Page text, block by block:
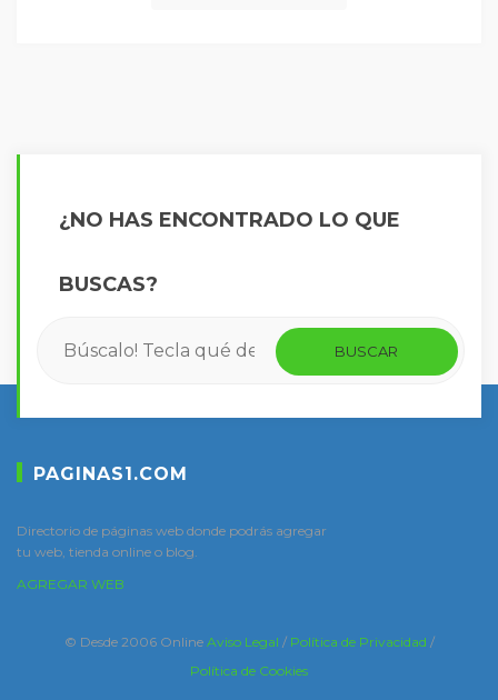
¿NO HAS ENCONTRADO LO QUE
BUSCAS?
PAGINAS1.COM
Directorio de páginas web donde podrás agregar
tu web, tienda online o blog.
AGREGAR WEB
© Desde 2006 Online Aviso Legal / Política de Privacidad /
Política de Cookies